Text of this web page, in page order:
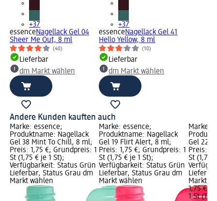
+37
essenceNagellack Gel 04
Sheer Me Out, 8 ml
(40)
Lieferbar
dm Markt wählen
+37
essenceNagellack Gel 41
Hello Yellow, 8 ml
(10)
Lieferbar
dm Markt wählen
Andere Kunden kauften auch
Marke: essence;
Produktname: Nagellack
Gel 38 Mint To Chill, 8 ml;
Preis: 1,75 €; Grundpreis: 1
St (1,75 € je 1 St);
Verfügbarkeit: Status Grün
Lieferbar, Status Grau dm
Markt wählen
Marke: essence;
Produktname: Nagellack
Gel 19 Flirt Alert, 8 ml;
Preis: 1,75 €; Grundpreis: 1
St (1,75 € je 1 St);
Verfügbarkeit: Status Grün
Lieferbar, Status Grau dm
Markt wählen
Marke:
Gel 22
Preis:
St (1,75
Markt
1,75 €
1 St